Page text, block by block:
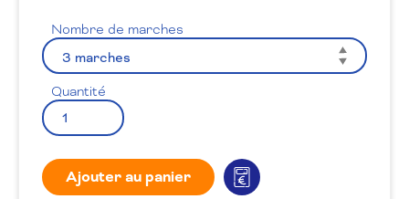
Nombre de marches
Quantité
Ajouter au panier